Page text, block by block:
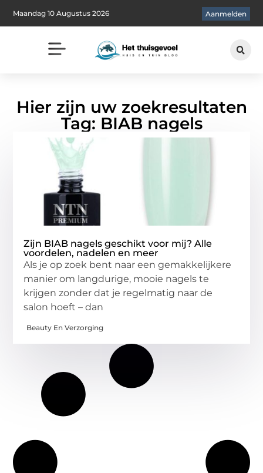
Maandag 10 Augustus 2026 Aanmelden
Hier zijn uw zoekresultaten
Tag: BIAB nagels
Zijn BIAB nagels geschikt voor mij? Alle
voordelen, nadelen en meer
Als je op zoek bent naar een gemakkelijkere
manier om langdurige, mooie nagels te
krijgen zonder dat je regelmatig naar de
salon hoeft – dan
Beauty En Verzorging